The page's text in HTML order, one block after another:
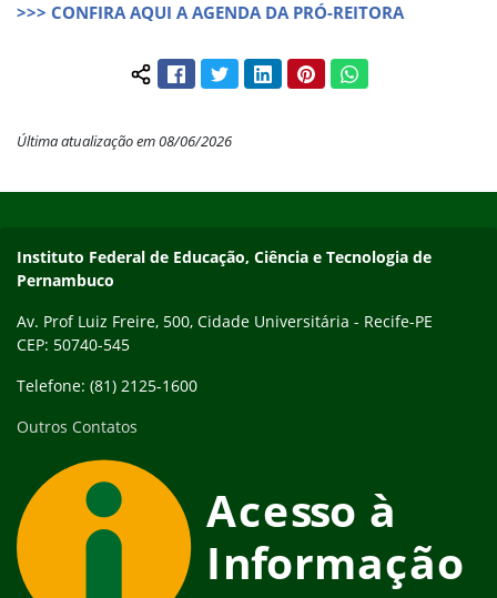
>>> CONFIRA AQUI A AGENDA DA PRÓ-REITORA
Compartilhar conteúdo:
FacebookTwitterLinkedInPinterestWhatsApp
Última atualização em 08/06/2026
Instituto Federal de Educação, Ciência e Tecnologia de
Pernambuco
Av. Prof Luiz Freire, 500, Cidade Universitária - Recife-PE
CEP: 50740-545
Telefone: (81) 2125-1600
Outros Contatos